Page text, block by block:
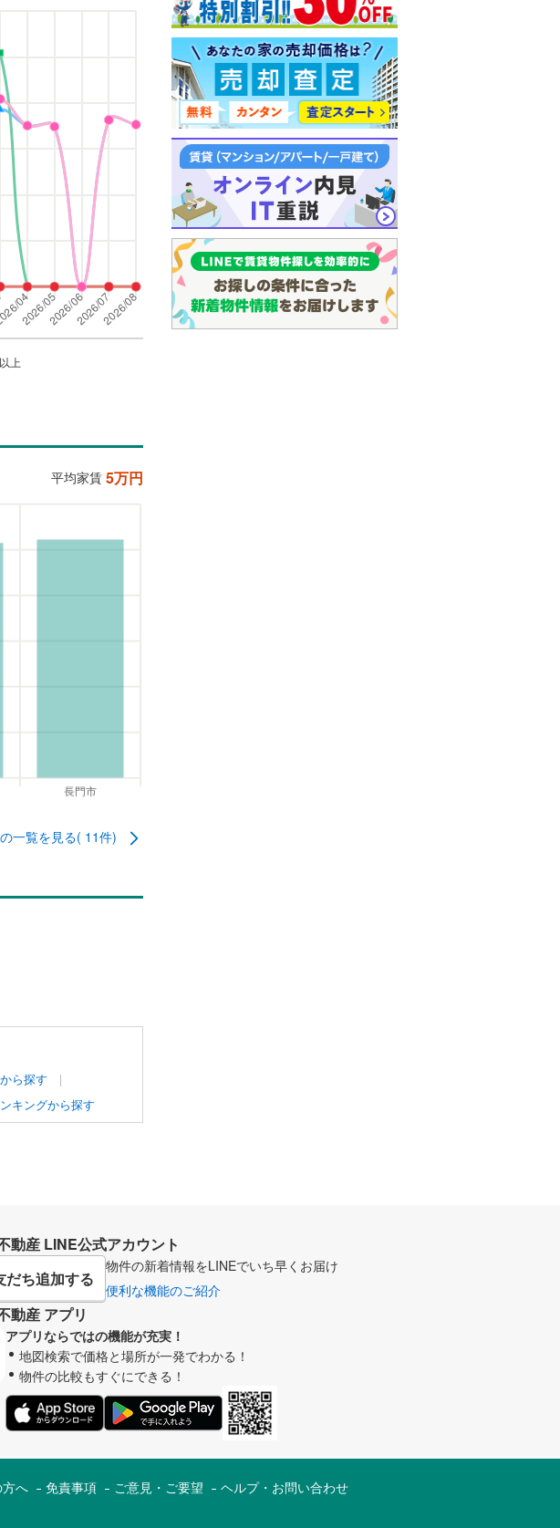
上
平均家賃 5万円
一覧を見る( 11件)
ら探す
キングから探す
動産 LINE公式アカウント
だち追加する
物件の新着情報をLINEでいち早くお届け
便利な機能のご紹介
動産 アプリ
アプリならではの機能が充実！
地図検索で価格と場所が一発でわかる！
物件の比較もすぐにできる！
へ 免責事項 ご意見・ご要望
ヘルプ・お問い合わせ